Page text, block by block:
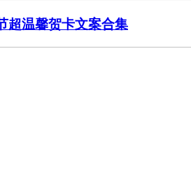
超温馨贺卡文案合集